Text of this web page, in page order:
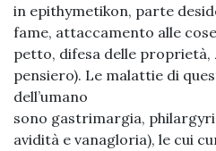
in epithymetikon, parte
fame, attaccamento alle
petto, difesa delle proprietà,
pensiero). Le malattie di
dell’umano
sono gastrimargia,
avidità e vanagloria), le cui